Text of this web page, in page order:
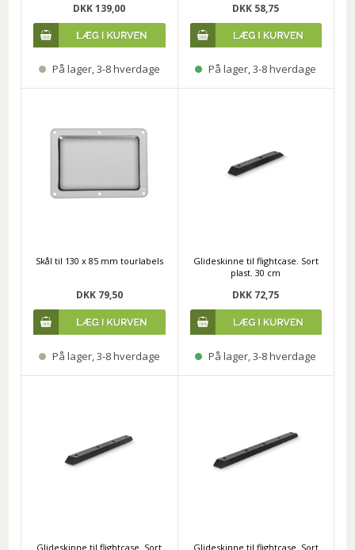
DKK 139,00
På lager, 3-8 hverdage
DKK 58,75
På lager, 3-8 hverdage
Skål til 130 x 85 mm tourlabels
DKK 79,50
På lager, 3-8 hverdage
Glideskinne til flightcase. Sort
plast. 30 cm
DKK 72,75
På lager, 3-8 hverdage
Glideskinne til flightcase. Sort Glideskinne til flightcase. Sort